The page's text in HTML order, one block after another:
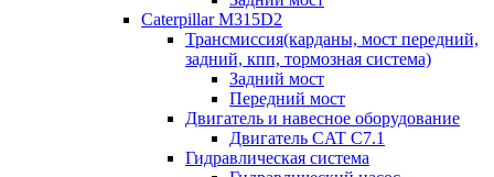
Caterpillar M315D2
Трансмиссия(карданы, мост передний,
задний, кпп, тормозная система)
Задний мост
Передний мост
Двигатель и навесное оборудование
Двигатель CAT C7.1
Гидравлическая система